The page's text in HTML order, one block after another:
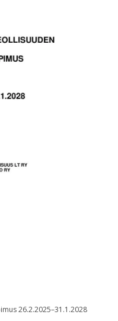
26.2.2025–31.1.2028